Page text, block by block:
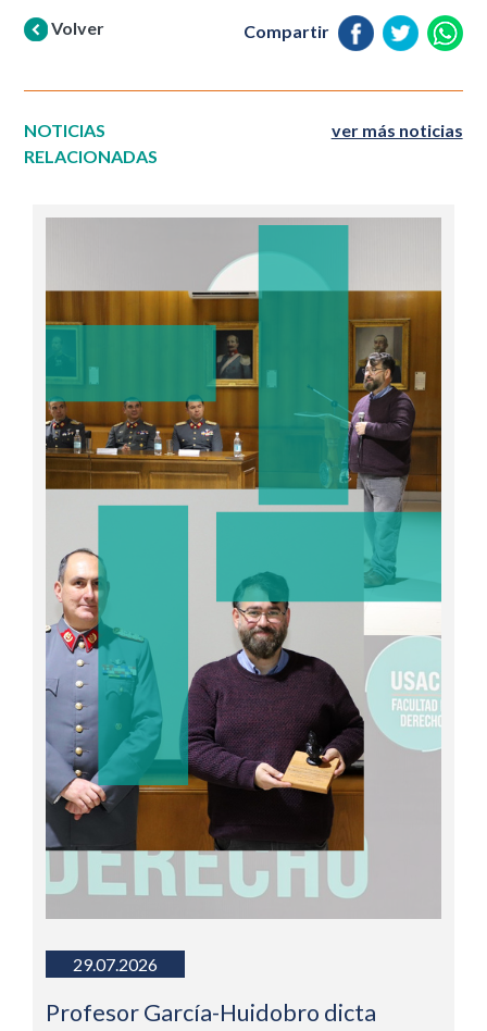
Volver Compartir
NOTICIAS
RELACIONADAS
ver más noticias
29.07.2026
Profesor García-Huidobro dicta